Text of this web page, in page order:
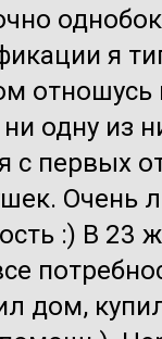
я
одну из
с первых
Очень
:) В 23
дом,